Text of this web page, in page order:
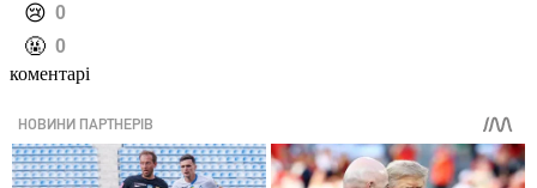
️😢 0
️🤬 0
коментарі